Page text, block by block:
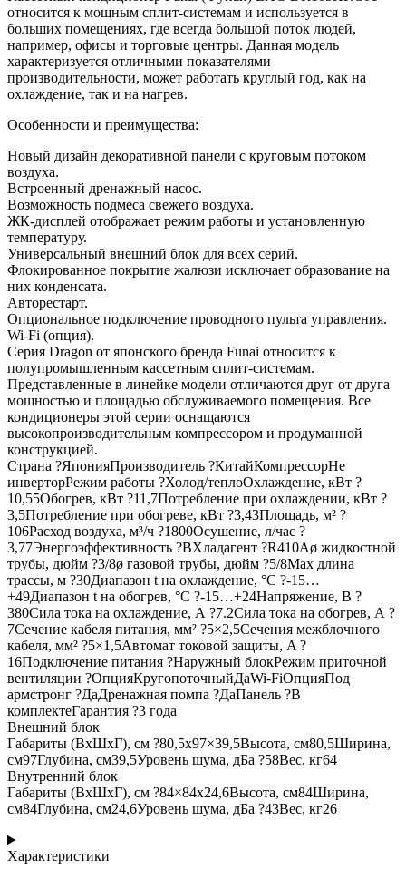
относится к мощным сплит-системам и используется в
больших помещениях, где всегда большой поток людей,
например, офисы и торговые центры. Данная модель
характеризуется отличными показателями
производительности, может работать круглый год, как на
охлаждение, так и на нагрев.
Особенности и преимущества:
Новый дизайн декоративной панели с круговым потоком
воздуха.
Встроенный дренажный насос.
Возможность подмеса свежего воздуха.
ЖК-дисплей отображает режим работы и установленную
температуру.
Универсальный внешний блок для всех серий.
Флокированное покрытие жалюзи исключает образование на
них конденсата.
Авторестарт.
Опциональное подключение проводного пульта управления.
Wi-Fi (опция).
Серия Dragon от японского бренда Funai относится к
полупромышленным кассетным сплит-системам.
Представленные в линейке модели отличаются друг от друга
мощностью и площадью обслуживаемого помещения. Все
кондиционеры этой серии оснащаются
высокопроизводительным компрессором и продуманной
конструкцией.
Страна ?ЯпонияПроизводитель ?КитайКомпрессорНе
инверторРежим работы ?Холод/теплоОхлаждение, кВт ?
10,55Обогрев, кВт ?11,7Потребление при охлаждении, кВт ?
3,5Потребление при обогреве, кВт ?3,43Площадь, м² ?
106Расход воздуха, м³/ч ?1800Осушение, л/час ?
3,77Энергоэффективность ?BХладагент ?R410Aø жидкостной
трубы, дюйм ?3/8ø газовой трубы, дюйм ?5/8Max длина
трассы, м ?30Диапазон t на охлаждение, °С ?-15…
+49Диапазон t на обогрев, °С ?-15…+24Напряжение, В ?
380Сила тока на охлаждение, А ?7.2Сила тока на обогрев, А ?
7Сечение кабеля питания, мм² ?5×2,5Сечения межблочного
кабеля, мм² ?5×1,5Автомат токовой защиты, A ?
16Подключение питания ?Наружный блокРежим приточной
вентиляции ?ОпцияКругопоточныйДаWi-FiОпцияПод
армстронг ?ДаДренажная помпа ?ДаПанель ?В
комплектеГарантия ?3 года
Внешний блок
Габариты (ВхШхГ), см ?80,5х97×39,5Высота, см80,5Ширина,
см97Глубина, см39,5Уровень шума, дБа ?58Вес, кг64
Внутренний блок
Габариты (ВхШхГ), см ?84×84х24,6Высота, см84Ширина,
см84Глубина, см24,6Уровень шума, дБа ?43Вес, кг26
Характеристики